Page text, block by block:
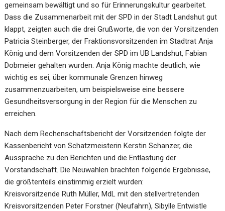
gemeinsam bewältigt und so für Erinnerungskultur gearbeitet.
Dass die Zusammenarbeit mit der SPD in der Stadt Landshut gut
klappt, zeigten auch die drei Grußworte, die von der Vorsitzenden
Patricia Steinberger, der Fraktionsvorsitzenden im Stadtrat Anja
König und dem Vorsitzenden der SPD im UB Landshut, Fabian
Dobmeier gehalten wurden. Anja König machte deutlich, wie
wichtig es sei, über kommunale Grenzen hinweg
zusammenzuarbeiten, um beispielsweise eine bessere
Gesundheitsversorgung in der Region für die Menschen zu
erreichen.
Nach dem Rechenschaftsbericht der Vorsitzenden folgte der
Kassenbericht von Schatzmeisterin Kerstin Schanzer, die
Aussprache zu den Berichten und die Entlastung der
Vorstandschaft. Die Neuwahlen brachten folgende Ergebnisse,
die größtenteils einstimmig erzielt wurden:
Kreisvorsitzende Ruth Müller, MdL mit den stellvertretenden
Kreisvorsitzenden Peter Forstner (Neufahrn), Sibylle Entwistle